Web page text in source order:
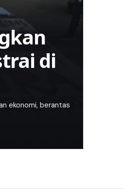
di
ekonomi, berantas